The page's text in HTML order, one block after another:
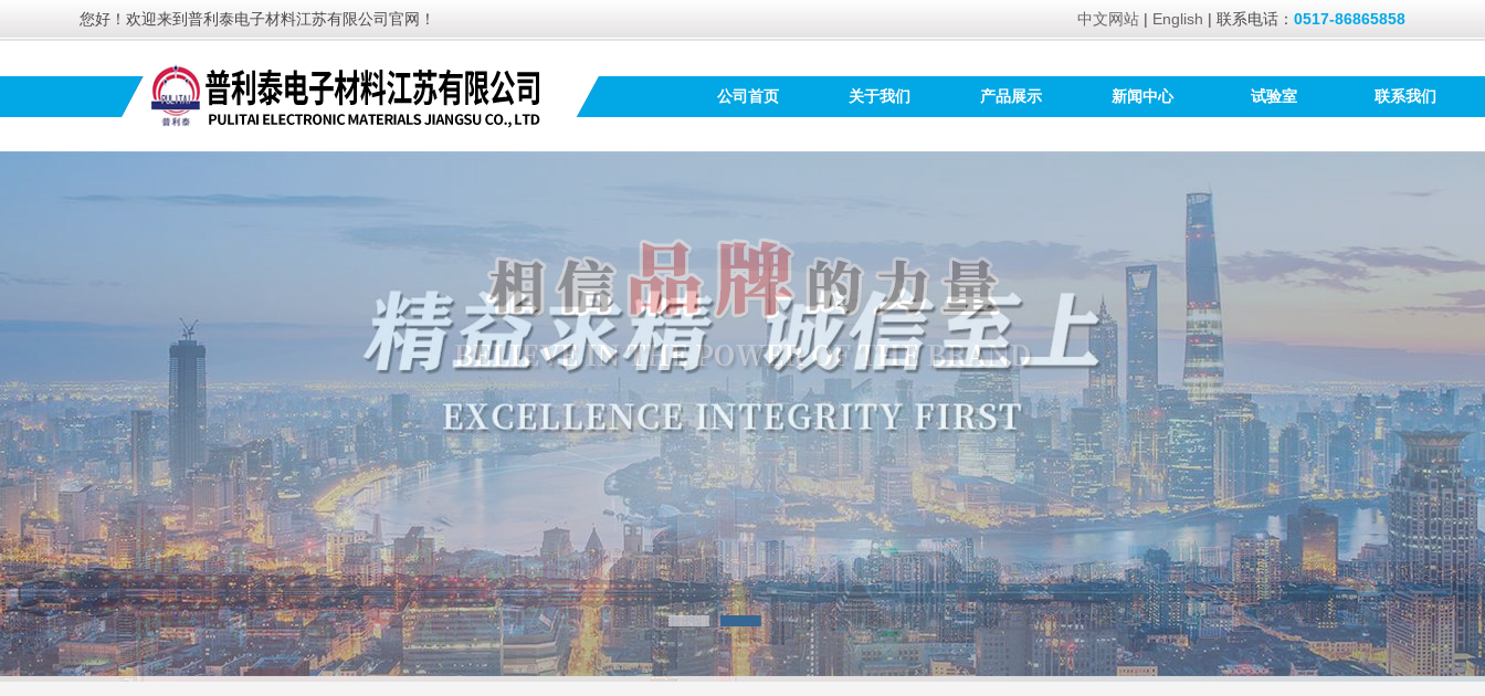
中文网站 | English | 联系电话： 0517-86865858
您好！欢迎来到普利泰电子材料江苏有限公司官网！
公司首页 关于我们 产品展示 新闻中心 试验室 联系我们